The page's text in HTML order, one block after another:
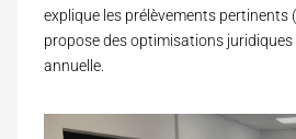
explique les prélèvements pertinents
propose des optimisations
annuelle.